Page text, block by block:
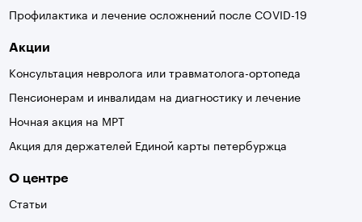
Профилактика и лечение осложнений после COVID-19
Акции
Консультация невролога или травматолога-ортопеда
Пенсионерам и инвалидам на диагностику и лечение
Ночная акция на МРТ
Акция для держателей Единой карты петербуржца
О центре
Статьи